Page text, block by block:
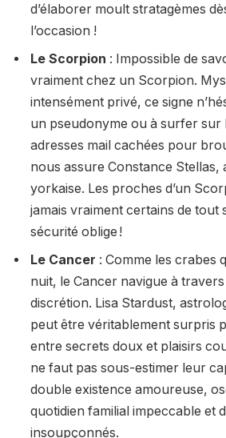
d’élaborer moult stratagèmes
l’occasion !
Le Scorpion : Impossible de
vraiment chez un Scorpion.
intensément privé, ce signe
un pseudonyme ou à surfer sur
adresses mail cachées pour
nous assure Constance Stellas,
yorkaise. Les proches d’un
jamais vraiment certains de tout
sécurité oblige !
Le Cancer : Comme les crabes
nuit, le Cancer navigue à
discrétion. Lisa Stardust,
peut être véritablement surpris
entre secrets doux et plaisirs
ne faut pas sous-estimer leur
double existence amoureuse,
quotidien familial impeccable et
insoupçonnés.